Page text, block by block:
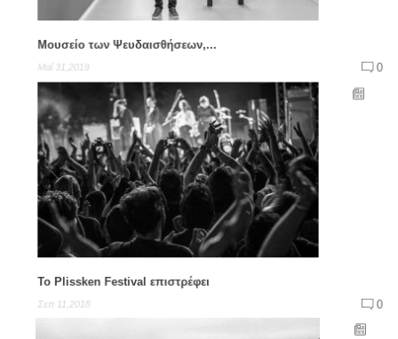
Μουσείο των Ψευδαισθήσεων,...
Μαΐ 31,2019 0
To Plissken Festival επιστρέφει
Σεπ 11,2018 0